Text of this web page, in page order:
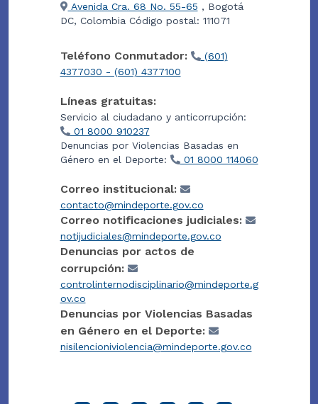
Avenida Cra. 68 No. 55-65 , Bogotá
DC, Colombia Código postal: 111071
Teléfono Conmutador:
(601)
4377030 - (601) 4377100
Líneas gratuitas:
Servicio al ciudadano y anticorrupción:
01 8000 910237
Denuncias por Violencias Basadas en
Género en el Deporte:
01 8000 114060
Correo institucional:
contacto@mindeporte.gov.co
Correo notificaciones judiciales:
notijudiciales@mindeporte.gov.co
Denuncias por actos de
corrupción:
controlinternodisciplinario@mindeporte.g
ov.co
Denuncias por Violencias Basadas
en Género en el Deporte:
nisilencioniviolencia@mindeporte.gov.co